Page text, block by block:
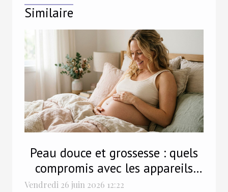
Similaire
Peau douce et grossesse : quels
compromis avec les appareils
beauté ?
Vendredi 26 juin 2026 12:22